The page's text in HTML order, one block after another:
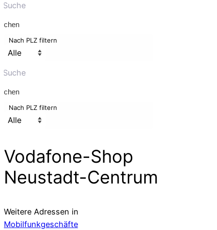
Nach PLZ filtern
Nach PLZ filtern
Vodafone-Shop
Neustadt-Centrum
Weitere Adressen in
Mobilfunkgeschäfte